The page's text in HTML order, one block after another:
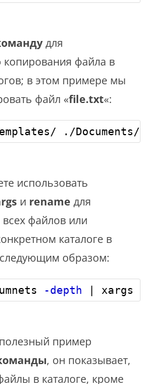
для
файла в
в этом примере мы
файл «file.txt«:
./Documents/
использовать
и rename для
файлов или
каталоге в
образом:
-depth | xargs
пример
, он показывает,
в каталоге, кроме